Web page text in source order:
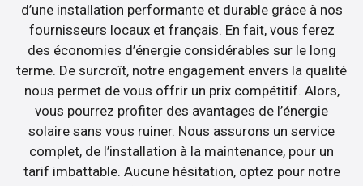
d’une installation performante et durable grâce à nos
fournisseurs locaux et français. En fait, vous ferez
des économies d’énergie considérables sur le long
terme. De surcroît, notre engagement envers la qualité
nous permet de vous offrir un prix compétitif. Alors,
vous pourrez profiter des avantages de l’énergie
solaire sans vous ruiner. Nous assurons un service
complet, de l’installation à la maintenance, pour un
tarif imbattable. Aucune hésitation, optez pour notre